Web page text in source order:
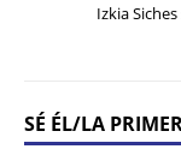
Izkia
SÉ ÉL/LA